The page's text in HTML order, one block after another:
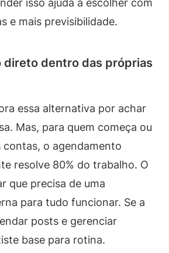
isso ajuda a escolher com
e mais previsibilidade.
direto dentro das próprias
essa alternativa por achar
Mas, para quem começa ou
contas, o agendamento
resolve 80% do trabalho. O
que precisa de uma
para tudo funcionar. Se a
posts e gerenciar
base para rotina.